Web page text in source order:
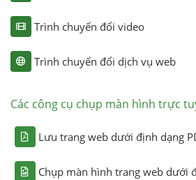
Trình chuyển đổi video
Trình chuyển đổi dịch vụ web
Các công cụ chụp màn hình trực
Lưu trang web dưới định dạng
Chụp màn hình trang web dưới